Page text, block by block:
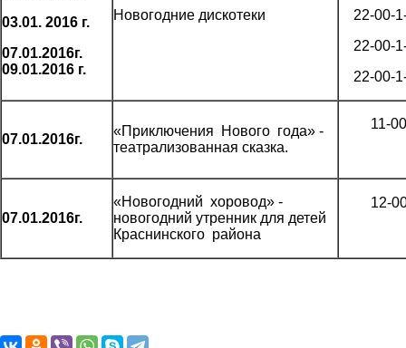
03.01. 2016 г.
07.01.2016г.
09.01.2016 г.
Новогодние дискотеки
22-00-
22-00-
22-00-
07.01.2016г.
«Приключения Нового года» -
театрализованная сказка.
11-00
07.01.2016г.
«Новогодний хоровод» -
новогодний утренник для детей
Краснинского района
12-